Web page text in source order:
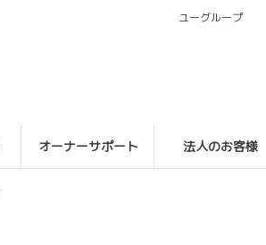
オーナーサポート 法人のお客様
ユーグループ